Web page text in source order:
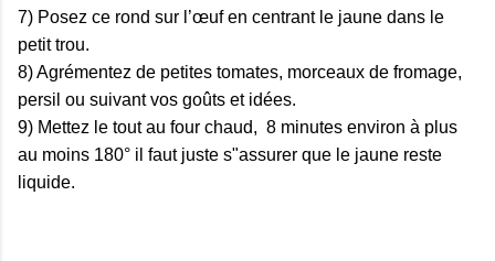
7) Posez ce rond sur l’œuf en centrant le jaune dans le
petit trou.
8) Agrémentez de petites tomates, morceaux de fromage,
persil ou suivant vos goûts et idées.
9) Mettez le tout au four chaud, 8 minutes environ à plus
au moins 180° il faut juste s"assurer que le jaune reste
liquide.